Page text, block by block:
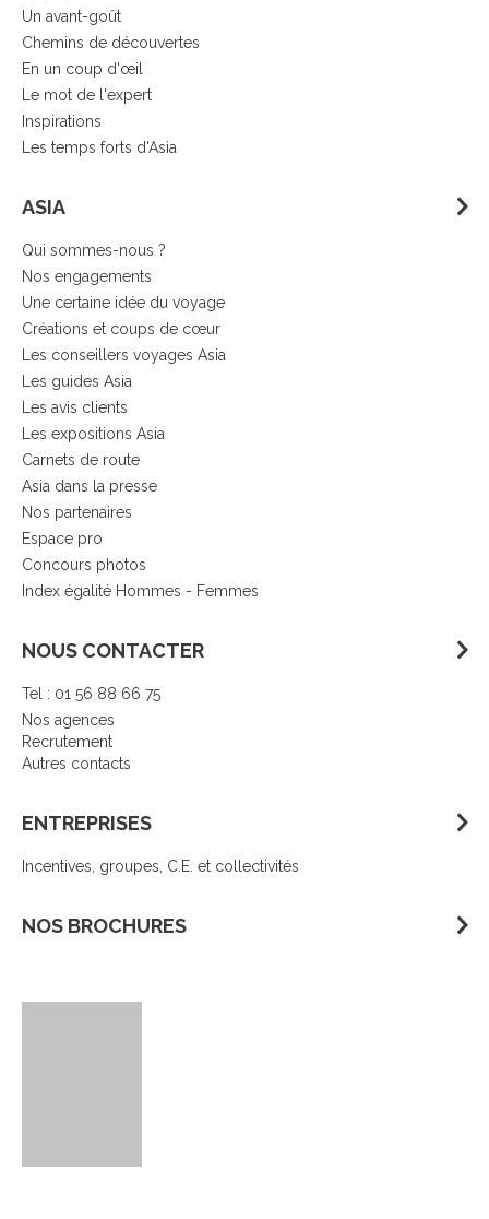
Un avant-goût
Chemins de découvertes
En un coup d'œil
Le mot de l'expert
Inspirations
Les temps forts d'Asia
ASIA
Qui sommes-nous ?
Nos engagements
Une certaine idée du voyage
Créations et coups de cœur
Les conseillers voyages Asia
Les guides Asia
Les avis clients
Les expositions Asia
Carnets de route
Asia dans la presse
Nos partenaires
Espace pro
Concours photos
Index égalité Hommes - Femmes
NOUS CONTACTER
Tel : 01 56 88 66 75
Nos agences
Recrutement
Autres contacts
ENTREPRISES
Incentives, groupes, C.E. et collectivités
NOS BROCHURES